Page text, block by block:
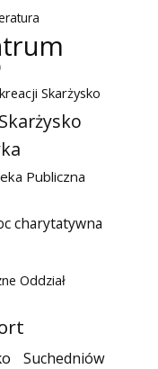
Skarżysko
Publiczna
charytatywna
Oddział
Suchedniów